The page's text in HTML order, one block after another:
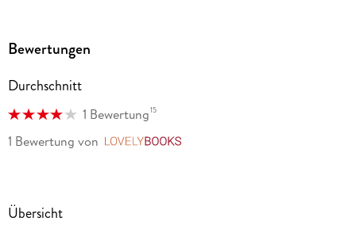
Bewertungen
Durchschnitt
1 Bewertung15
1 Bewertung von
Übersicht